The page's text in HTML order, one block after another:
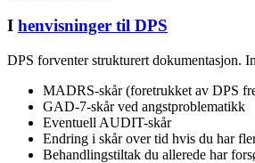
I henvisninger til DPS
DPS forventer strukturert dokumentasjon.
MADRS-skår (foretrukket av DPS
GAD-7-skår ved angstproblematikk
Eventuell AUDIT-skår
Endring i skår over tid hvis du har
Behandlingstiltak du allerede har